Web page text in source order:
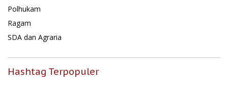
Polhukam
Ragam
SDA dan Agraria
Hashtag Terpopuler